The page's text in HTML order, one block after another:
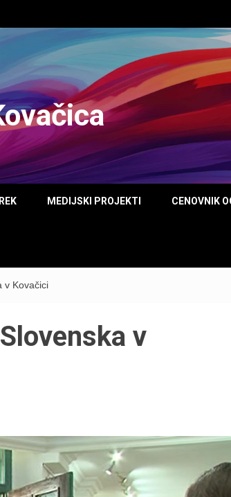
MEDIJSKI PROJEKTI CENOVNIK
v Kovačici
v